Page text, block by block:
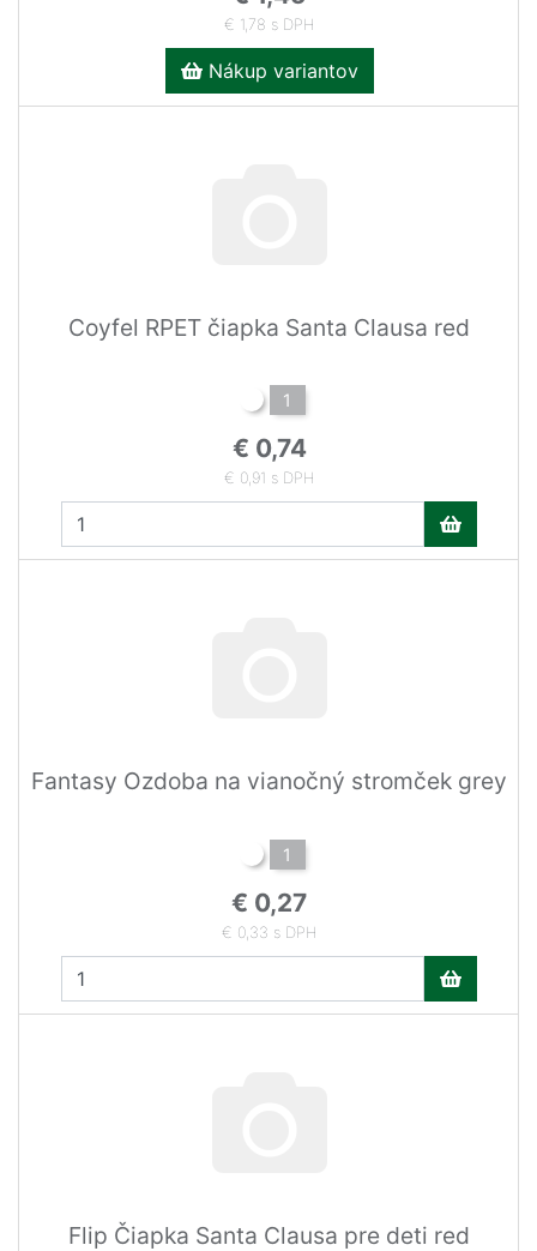
€ 1,78 s DPH
Nákup variantov
Coyfel RPET čiapka Santa Clausa red
1
€ 0,74
€ 0,91 s DPH
Fantasy Ozdoba na vianočný stromček grey
1
€ 0,27
€ 0,33 s DPH
Flip Čiapka Santa Clausa pre deti red